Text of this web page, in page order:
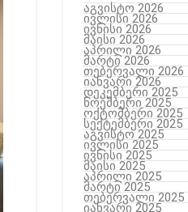
აგვისტო 2026
ივლისი 2026
ივნისი 2026
მაისი 2026
აპრილი 2026
მარტი 2026
თებერვალი 2026
იანვარი 2026
დეკემბერი 2025
ნოემბერი 2025
ოქტომბერი 2025
სექტემბერი 2025
აგვისტო 2025
ივლისი 2025
ივნისი 2025
მაისი 2025
აპრილი 2025
მარტი 2025
თებერვალი 2025
იანვარი 2025